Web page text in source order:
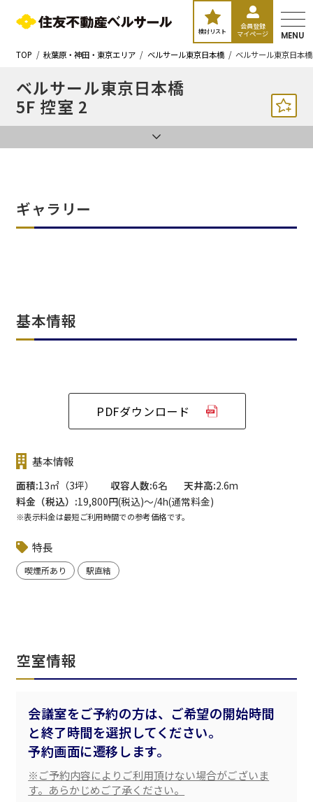
検討リスト
会員登録
マイページ
MENU
TOP
秋葉原・神田・東京エリア ベルサール東京日本橋 ベルサール東京日本
ベルサール東京日本橋
5F 控室 2
ギャラリー
基本情報
PDFダウンロード
基本情報
面積 13㎡（3坪） 収容人数 6名 天井高 2.6m
料金（税込）
19,800円(税込)〜/4h(通常料金)
※表示料金は最短ご利用時間での参考価格です。
特長
喫煙所あり 駅直結
空室情報
会議室をご予約の方は、ご希望の開始時間
と終了時間を選択してください。
予約画面に遷移します。
※ご予約内容によりご利用頂けない場合がございま
す。あらかじめご了承ください。
エリア／施設※複数選択可能
新宿・高田馬場エリア